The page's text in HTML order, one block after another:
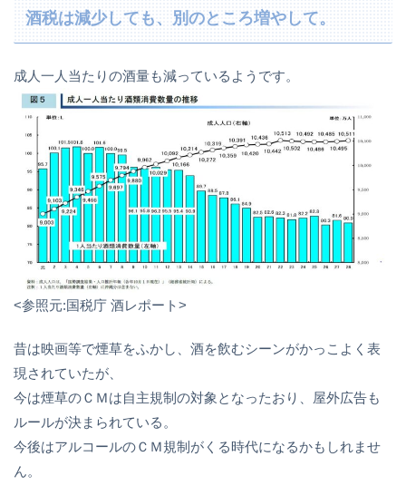
酒税は減少しても、別のところ増やして。
成人一人当たりの酒量も減っているようです。
<参照元:国税庁 酒レポート>
昔は映画等で煙草をふかし、酒を飲むシーンがかっこよく表
現されていたが、
今は煙草のＣＭは自主規制の対象となったおり、屋外広告も
ルールが決まられている。
今後はアルコールのＣＭ規制がくる時代になるかもしれませ
ん。